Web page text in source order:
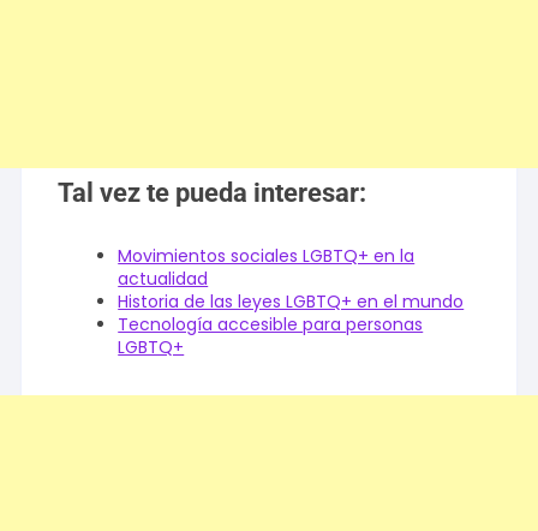
Tal vez te pueda interesar:
Movimientos sociales LGBTQ+ en la
actualidad
Historia de las leyes LGBTQ+ en el mundo
Tecnología accesible para personas
LGBTQ+